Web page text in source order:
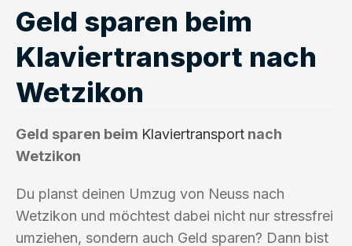
Geld sparen beim
Klaviertransport nach
Wetzikon
Geld sparen beim Klaviertransport nach
Wetzikon
Du planst deinen Umzug von Neuss nach
Wetzikon und möchtest dabei nicht nur stressfrei
umziehen, sondern auch Geld sparen? Dann bist